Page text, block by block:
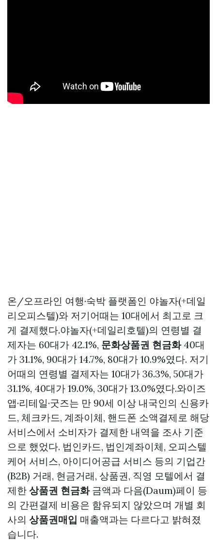
온/오프라인 여행·숙박 플랫폼인 야놀자(+데일
리오피스텔)와 저기어때는 10대에서 최고로 크
게 결제했다.야놀자(+데일리호텔)의 연령별 결
제자는 60대가 42.1%, 문화상품권 현금화40대
가 31.1%, 90대가 14.7%, 80대가 10.9%였다. 저기
어때의 연령별 결제자는 10대가 36.3%, 50대가
31.1%, 40대가 19.0%, 30대가 13.0%였다.와이즈
앱·리테일·굿즈는 만 90세 이상 내국인의 신용카
드, 체크카드, 계좌이체, 핸드폰 소액결제로 해당
서비스에서 소비자가 결제한 내역을 조사 기준
으로 했었다. 법인카드, 법인계좌이체, 오피스텔
케어 서비스, 아이디어공급 서비스 등의 기업간
(B2B) 거래, 현금거래, 상품권, 직영 모텔에서 결
제한 상품권 현금화금액과 다음(Daum)페이 등
의 간편결제 비용은 함유되지 않았으며 개별 회
사의 상품권매입 매출액과는 다르다고 밝혀졌
습니다.